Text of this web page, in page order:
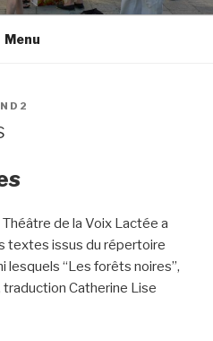
Menu
de la Voix Lactée a
textes issus du répertoire
lesquels “Les forêts noires”,
traduction Catherine Lise